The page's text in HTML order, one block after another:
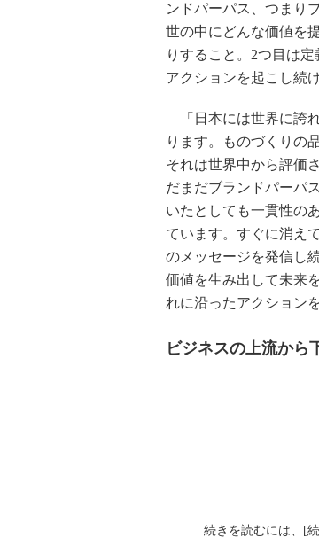
ンドパーパス、つまり
世の中にどんな価値を
りすること。2つ目は
アクションを起こし続
「日本には世界に誇
ります。ものづくりの
それは世界中から評価
だまだブランドパーパ
いたとしても一貫性の
ています。すぐに消え
のメッセージを発信し
価値を生み出して未来
れに沿ったアクション
ビジネスの上流から
続きを読むには、[